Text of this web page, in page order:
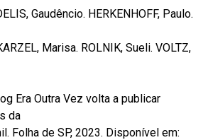
Gaudêncio. HERKENHOFF, Paulo.
Marisa. ROLNIK, Sueli. VOLTZ,
Era Outra Vez volta a publicar
da
Folha de SP, 2023. Disponível em: